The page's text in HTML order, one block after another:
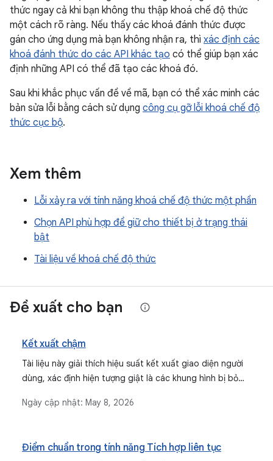
thức ngay cả khi bạn không thu thập khoá chế độ thức
một cách rõ ràng. Nếu thấy các khoá đánh thức được
gán cho ứng dụng mà bạn không nhận ra, thì xác định các
khoá đánh thức do các API khác tạo có thể giúp bạn xác
định những API có thể đã tạo các khoá đó.
Sau khi khắc phục vấn đề về mã, bạn có thể xác minh các
bản sửa lỗi bằng cách sử dụng công cụ gỡ lỗi khoá chế độ
thức cục bộ.
Xem thêm
Lỗi xảy ra với tính năng khoá chế độ thức một phần
Chọn API phù hợp để giữ cho thiết bị ở trạng thái
bật
Tài liệu về khoá chế độ thức
Đề xuất cho bạn
Kết xuất chậm
Tài liệu này giải thích hiệu suất kết xuất giao diện người
dùng, xác định hiện tượng giật là các khung hình bị bỏ
lớn. Thư viện này cung cấp các phương thức để chẩn
mượt mà cho người dùng.
Ngày cập nhật: May 8, 2026
Điểm chuẩn trong tính năng Tích hợp liên tục